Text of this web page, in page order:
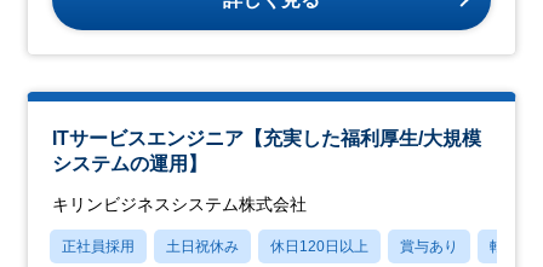
ITサービスエンジニア【充実した福利厚生/大規模
システムの運用】
キリンビジネスシステム株式会社
正社員採用 土日祝休み 休日120日以上 賞与あり 転勤な